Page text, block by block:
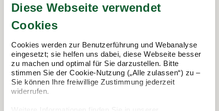
Diese Webseite verwendet
Cookies
Cookies werden zur Benutzerführung und Webanalyse
eingesetzt; sie helfen uns dabei, diese Webseite besser
zu machen und optimal für Sie darzustellen. Bitte
stimmen Sie der Cookie-Nutzung („Alle zulassen“) zu –
Sie können Ihre freiwillige Zustimmung jederzeit
widerrufen.
So funktioniert's: